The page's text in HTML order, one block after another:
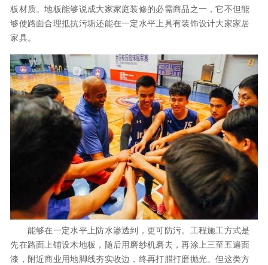
板材质。地板能够说成大家家庭装修的必需商品之一，它不但能
够使路面合理抵抗污垢还能在一定水平上具有装饰设计大家家居
家具。
能够在一定水平上防水渗透到，更可防污。工程施工方式是
先在路面上铺设木地板，随后用磨纱机磨去，再涂上三至五遍面
漆，附近商业用地脚线夯实收边，终再打腊打磨抛光。但这类方